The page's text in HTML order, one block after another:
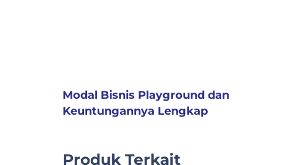
Modal Bisnis Playground dan
Keuntungannya Lengkap
Produk Terkait